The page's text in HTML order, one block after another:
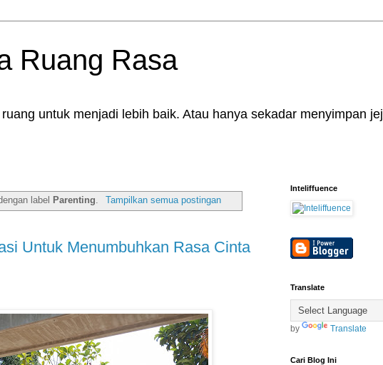
Ruang Rasa
untuk menjadi lebih baik. Atau hanya sekadar menyimpan
label Parenting Tampilkan semua postingan
Untuk Menumbuhkan Rasa Cinta
Inteliffuence
Translate
by
Translate
Cari Blog Ini